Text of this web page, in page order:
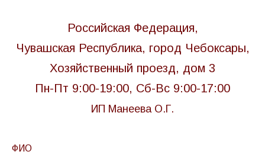
Российская Федерация,
Чувашская Республика, город Чебоксары,
Хозяйственный проезд, дом 3
Пн-Пт 9:00-19:00, Сб-Вс 9:00-17:00
ИП Манеева О.Г.
ФИО